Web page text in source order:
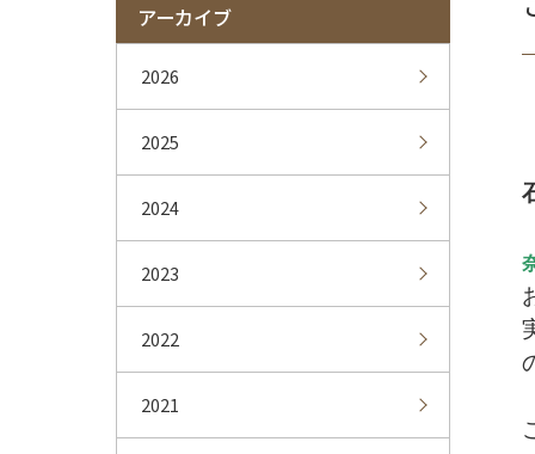
アーカイブ
2026
2025
2024
2023
2022
2021